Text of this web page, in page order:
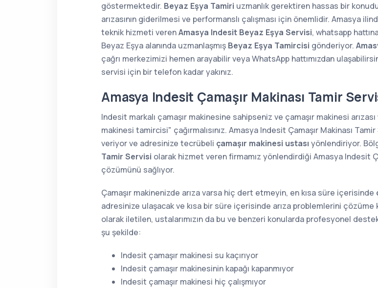
göstermektedir. Beyaz Eşya Tamiri uzmanlık gerektiren hassas bir
arızasının giderilmesi ve performanslı çalışması için önemlidir. Amasya
teknik hizmeti verenAmasya Indesit Beyaz Eşya Servisi, whatsapp
Beyaz Eşya alanında uzmanlaşmış Beyaz Eşya Tamircisi gönderiyor.
çağrı merkezimizi hemen arayabilir veya WhatsApp hattımızdan
servisi için bir telefon kadar yakınız.
Amasya Indesit Çamaşır Makinası Tamir
Indesit markalı çamaşır makinesine sahipseniz ve çamaşır makinesi
makinesi tamircisi" çağırmalısınız. Amasya Indesit Çamaşır Makinası
veriyor ve adresinize tecrübeli çamaşır makinesi ustası yönlendiriyor.
Tamir Servisi olarak hizmet veren firmamız yönlendirdiği Amasya Indesit
çözümünü sağlıyor.
Çamaşır makinenizde arıza varsa hiç dert etmeyin, en kısa süre içerisinde
adresinize ulaşacak ve kısa bir süre içerisinde arıza problemlerini çözüme
olarak iletilen, ustalarımızın da bu ve benzeri konularda profesyonel destek
şu şekilde:
Indesit çamaşır makinesi su kaçırıyor
Indesit çamaşır makinesinin kapağı kapanmıyor
Indesit çamaşır makinesi hiç çalışmıyor